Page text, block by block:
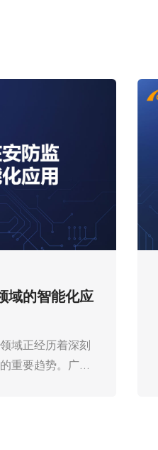
域的智能化应
域正经历着深刻
重要趋势。广州